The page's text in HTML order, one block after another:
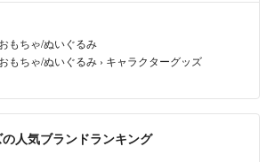
おもちゃ/ぬいぐるみ
おもちゃ/ぬいぐるみ › キャラクターグッズ
人気ブランドランキング